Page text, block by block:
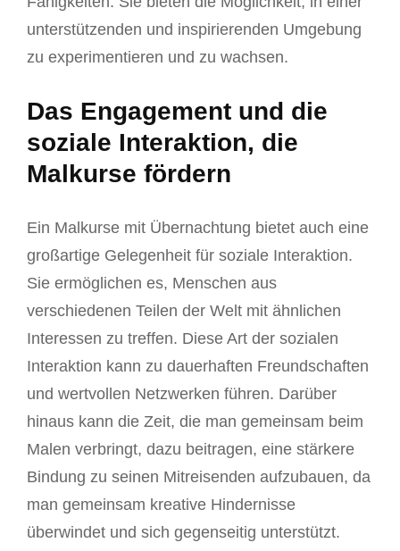
unterstützenden und inspirierenden Umgebung
zu experimentieren und zu wachsen.
Das Engagement und die
soziale Interaktion, die
Malkurse fördern
Ein Malkurse mit Übernachtung bietet auch eine
großartige Gelegenheit für soziale Interaktion.
Sie ermöglichen es, Menschen aus
verschiedenen Teilen der Welt mit ähnlichen
Interessen zu treffen. Diese Art der sozialen
Interaktion kann zu dauerhaften Freundschaften
und wertvollen Netzwerken führen. Darüber
hinaus kann die Zeit, die man gemeinsam beim
Malen verbringt, dazu beitragen, eine stärkere
Bindung zu seinen Mitreisenden aufzubauen, da
man gemeinsam kreative Hindernisse
überwindet und sich gegenseitig unterstützt.